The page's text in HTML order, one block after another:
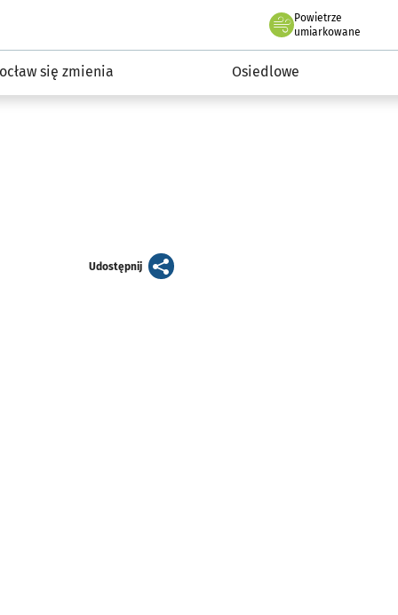
- miejskie inwestycje 2019-2032
Powietrze
we Wrocławiu
umiarkowane
się zmienia Osiedlowe
Udostępnijartykuł